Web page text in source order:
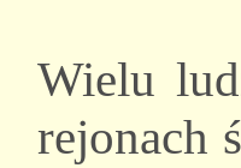
Wielu
rejonach